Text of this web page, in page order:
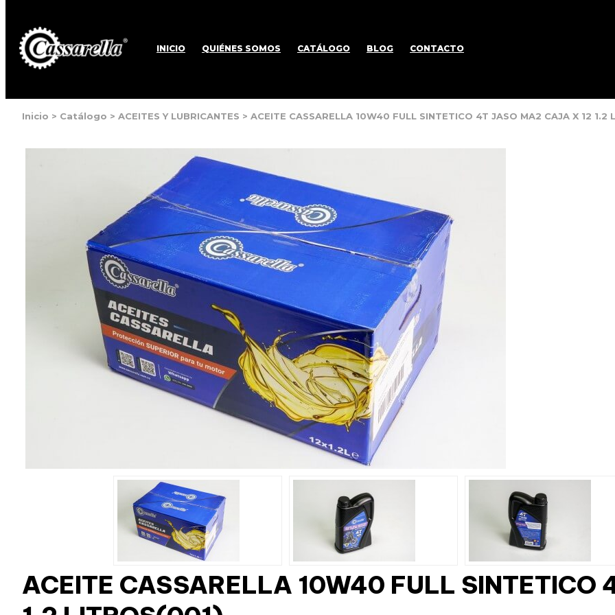
INICIO QUIÉNES SOMOS CATÁLOGO BLOG CONTACTO
Inicio > Catálogo > ACEITES Y LUBRICANTES > ACEITE CASSARELLA 10W40 FULL SINTETICO 4T JASO MA2 CAJA X 12 1.2
ACEITE CASSARELLA 10W40 FULL SINTETICO